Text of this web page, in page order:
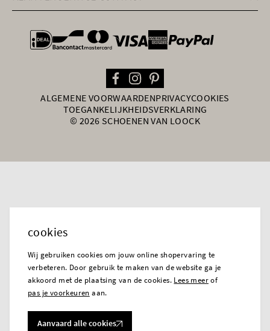
general.paymentOptions
ALGEMENE VOORWAARDENPRIVACYCOOKIES
TOEGANKELIJKHEIDSVERKLARING
© 2026 SCHOENEN VAN LOOCK
cookies
Wij gebruiken cookies om jouw online shopervaring te
verbeteren. Door gebruik te maken van de website ga je
akkoord met de plaatsing van de cookies. Lees meerof
pas je voorkeuren aan.
Aanvaard alle cookies